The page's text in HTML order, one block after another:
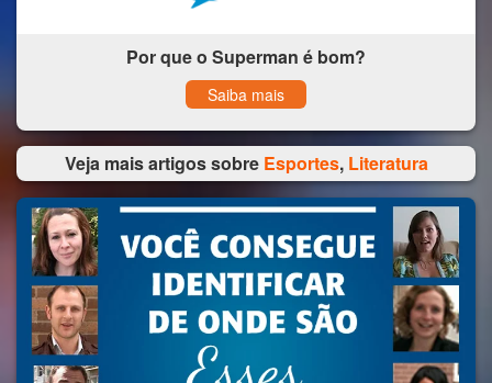
Por que o Superman é bom?
Saiba mais
Veja mais artigos sobre Esportes, Literatura